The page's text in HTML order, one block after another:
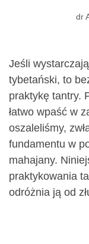
dr
Jeśli
tybetański, to
praktykę tantry.
łatwo wpaść w
oszaleliśmy,
fundamentu w
mahajany.
praktykowania
odróżnia ją od